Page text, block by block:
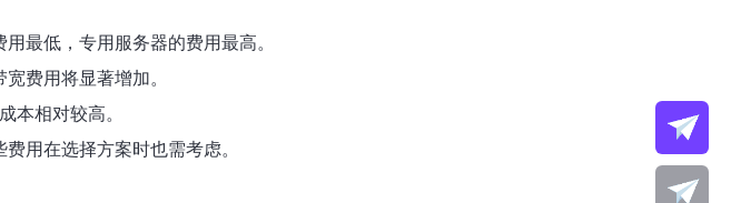
最低，专用服务器的费用最高。
费用将显著增加。
本相对较高。
用在选择方案时也需考虑。